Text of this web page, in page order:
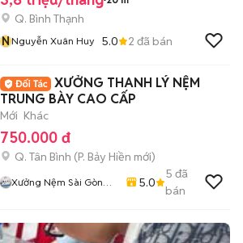
Q. Bình Thạnh
NNguyễn Xuân Huy 5.0 2 đã bán
XƯỞNG THANH LÝ NỆM
TRUNG BÀY CAO CẤP
Mới Khác
750.000 đ
Q. Tân Bình (P. Bảy Hiền mới)
Xưởng Nệm Sài Gòn
5.0
5 đã
bán